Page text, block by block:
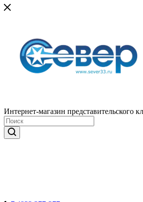
Интернет-магазин представительского